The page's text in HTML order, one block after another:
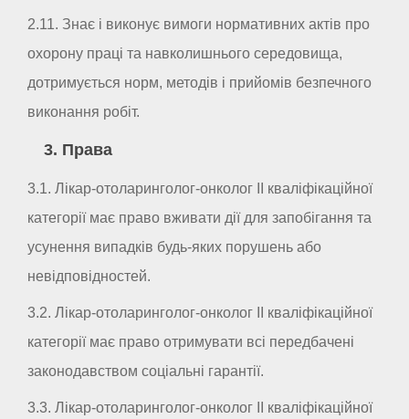
2.11. Знає і виконує вимоги нормативних актів про
охорону праці та навколишнього середовища,
дотримується норм, методів і прийомів безпечного
виконання робіт.
3. Права
3.1. Лікар-отоларинголог-онколог II кваліфікаційної
категорії має право вживати дії для запобігання та
усунення випадків будь-яких порушень або
невідповідностей.
3.2. Лікар-отоларинголог-онколог II кваліфікаційної
категорії має право отримувати всі передбачені
законодавством соціальні гарантії.
3.3. Лікар-отоларинголог-онколог II кваліфікаційної